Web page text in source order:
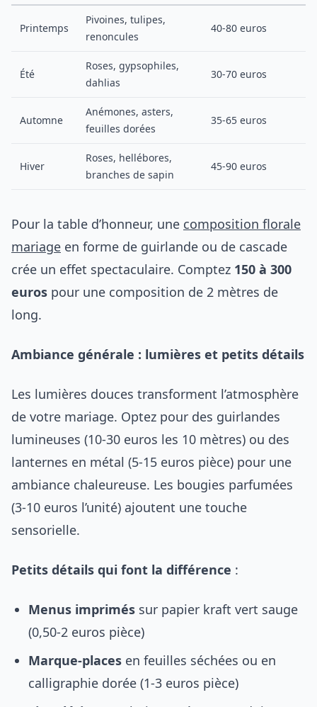
Printemps
Pivoines, tulipes,
renoncules
40-80 euros
Été
Roses, gypsophiles,
dahlias
30-70 euros
Automne
Anémones, asters,
feuilles dorées
35-65 euros
Hiver
Roses, hellébores,
branches de sapin
45-90 euros
Pour la table d’honneur, une composition florale
mariage en forme de guirlande ou de cascade
crée un effet spectaculaire. Comptez 150 à 300
euros pour une composition de 2 mètres de
long.
Ambiance générale : lumières et petits détails
Les lumières douces transforment l’atmosphère
de votre mariage. Optez pour des guirlandes
lumineuses (10-30 euros les 10 mètres) ou des
lanternes en métal (5-15 euros pièce) pour une
ambiance chaleureuse. Les bougies parfumées
(3-10 euros l’unité) ajoutent une touche
sensorielle.
Petits détails qui font la différence :
Menus imprimés sur papier kraft vert sauge
(0,50-2 euros pièce)
Marque-places en feuilles séchées ou en
calligraphie dorée (1-3 euros pièce)